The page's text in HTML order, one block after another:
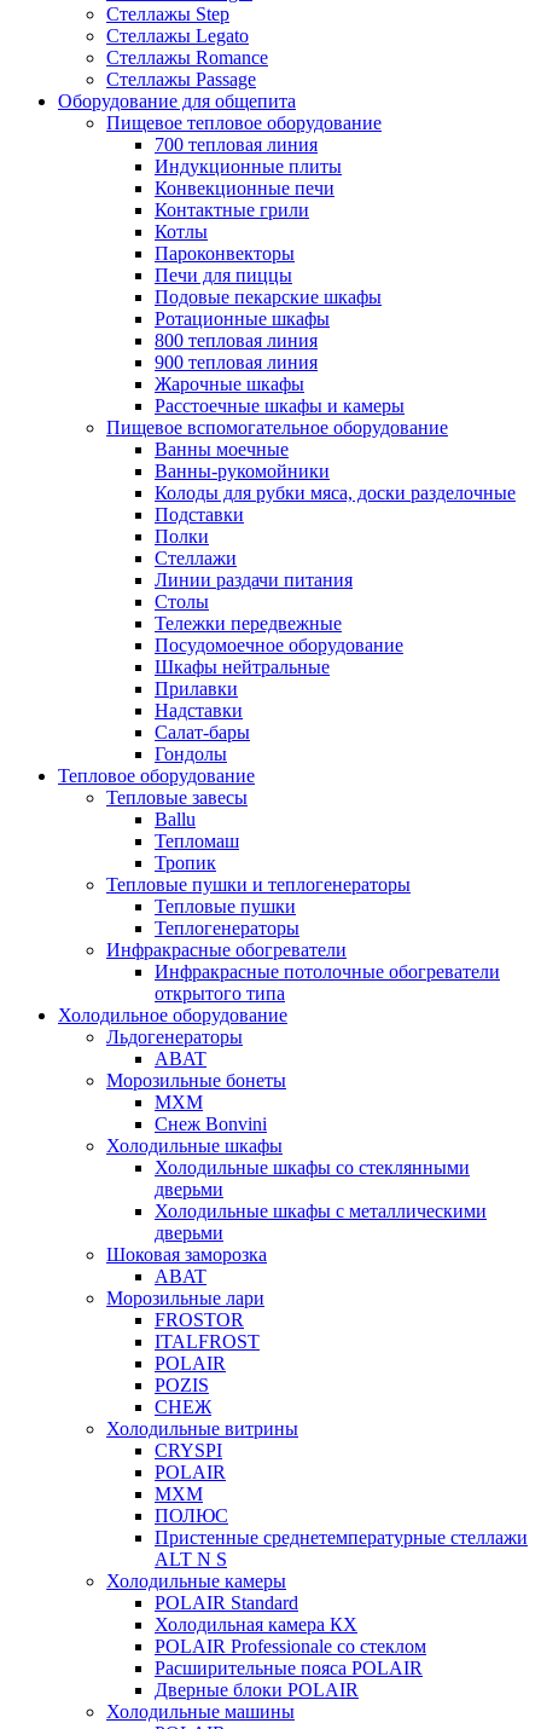
Стеллажы Step
Стеллажы Legato
Стеллажы Romance
Стеллажы Passage
Оборудование для общепита
Пищевое тепловое оборудование
700 тепловая линия
Индукционные плиты
Конвекционные печи
Контактные грили
Котлы
Пароконвекторы
Печи для пиццы
Подовые пекарские шкафы
Ротационные шкафы
800 тепловая линия
900 тепловая линия
Жарочные шкафы
Расстоечные шкафы и камеры
Пищевое вспомогательное оборудование
Ванны моечные
Ванны-рукомойники
Колоды для рубки мяса, доски разделочные
Подставки
Полки
Стеллажи
Линии раздачи питания
Столы
Тележки передвежные
Посудомоечное оборудование
Шкафы нейтральные
Прилавки
Надставки
Салат-бары
Гондолы
Тепловое оборудование
Тепловые завесы
Ballu
Тепломаш
Тропик
Тепловые пушки и теплогенераторы
Тепловые пушки
Теплогенераторы
Инфракрасные обогреватели
Инфракрасные потолочные обогреватели
открытого типа
Холодильное оборудование
Льдогенераторы
ABAT
Морозильные бонеты
МХМ
Снеж Bonvini
Холодильные шкафы
Холодильные шкафы cо стеклянными
дверьми
Холодильные шкафы с металлическими
дверьми
Шоковая заморозка
ABAT
Морозильные лари
FROSTOR
ITALFROST
POLAIR
POZIS
СНЕЖ
Холодильные витрины
CRYSPI
POLAIR
МХМ
ПОЛЮС
Пристенные среднетемпературные стеллажи
ALT N S
Холодильные камеры
POLAIR Standard
Холодильная камера КХ
POLAIR Professionale со стеклом
Расширительные пояса POLAIR
Дверные блоки POLAIR
Холодильные машины